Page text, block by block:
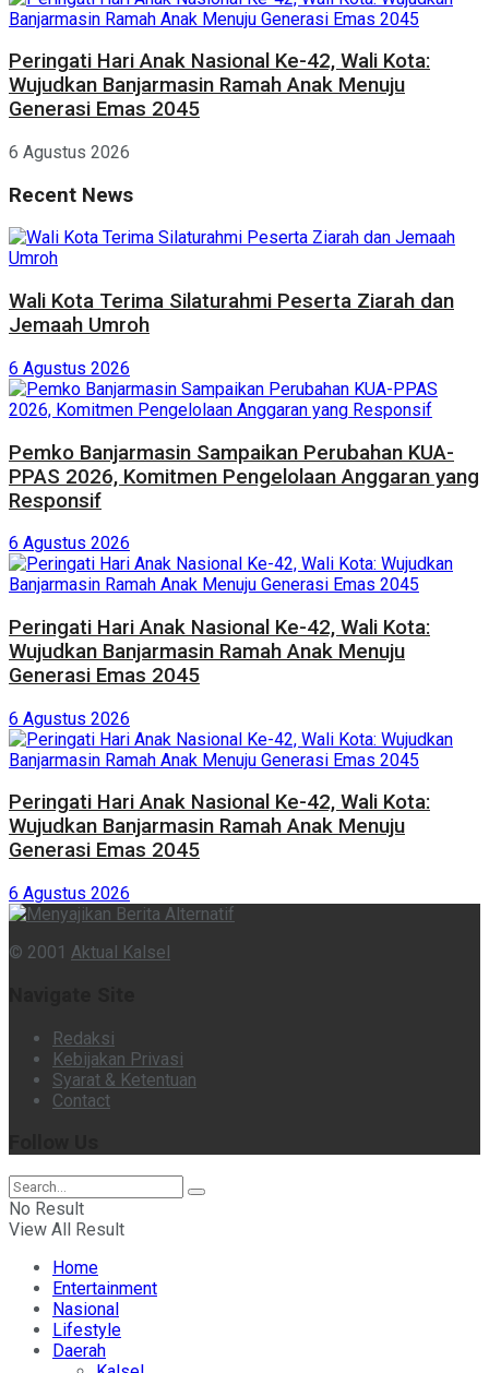
Peringati Hari Anak Nasional Ke-42, Wali Kota:
Wujudkan Banjarmasin Ramah Anak Menuju
Generasi Emas 2045
6 Agustus 2026
Recent News
Wali Kota Terima Silaturahmi Peserta Ziarah dan
Jemaah Umroh
6 Agustus 2026
Pemko Banjarmasin Sampaikan Perubahan KUA-
PPAS 2026, Komitmen Pengelolaan Anggaran yang
Responsif
6 Agustus 2026
Peringati Hari Anak Nasional Ke-42, Wali Kota:
Wujudkan Banjarmasin Ramah Anak Menuju
Generasi Emas 2045
6 Agustus 2026
Peringati Hari Anak Nasional Ke-42, Wali Kota:
Wujudkan Banjarmasin Ramah Anak Menuju
Generasi Emas 2045
6 Agustus 2026
© 2001 Aktual Kalsel
Redaksi
Kebijakan Privasi
Syarat & Ketentuan
Contact
No Result
View All Result
Home
Entertainment
Nasional
Lifestyle
Daerah